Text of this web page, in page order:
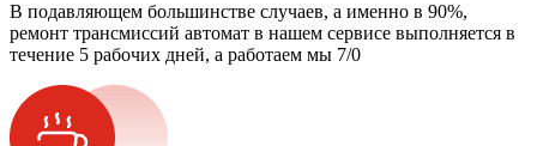
В подавляющем большинстве случаев, а именно в 90%,
ремонт трансмиссий автомат в нашем сервисе выполняется в
течение 5 рабочих дней, а работаем мы 7/0